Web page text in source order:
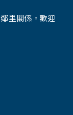
里關係。歡迎